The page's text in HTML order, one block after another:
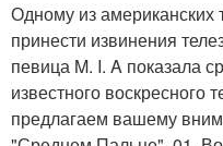
Одному из американских
принести извинения
певица M. I. A показала
известного
предлагаем вашему